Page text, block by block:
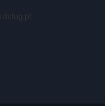
dclog.pl